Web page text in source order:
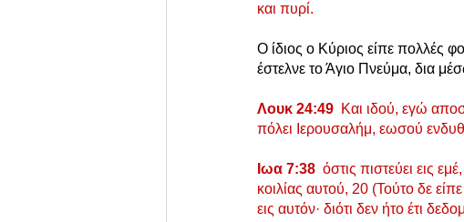
και πυρί.
Ο ίδιος ο Κύριος είπε πολλές
έστελνε το Άγιο Πνεύμα, δια
Λουκ 24:49 Και ιδού, εγώ
πόλει Ιερουσαλήμ, εωσού
Ιωα 7:38 όστις πιστεύει εις
κοιλίας αυτού, 20 (Τούτο δε
εις αυτόν· διότι δεν ήτο έτι